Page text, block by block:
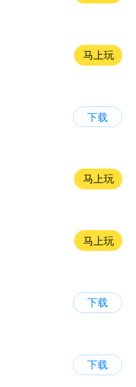
马上玩
下载
马上玩
马上玩
下载
下载